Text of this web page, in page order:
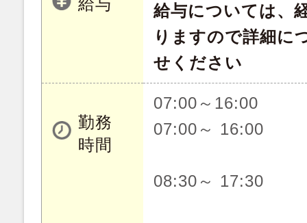
給与
給与については、
りますので詳細に
せください
勤務
時間
07:00～16:00
07:00～ 16:00
08:30～ 17:30